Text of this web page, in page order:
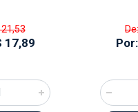
21,53
17,89